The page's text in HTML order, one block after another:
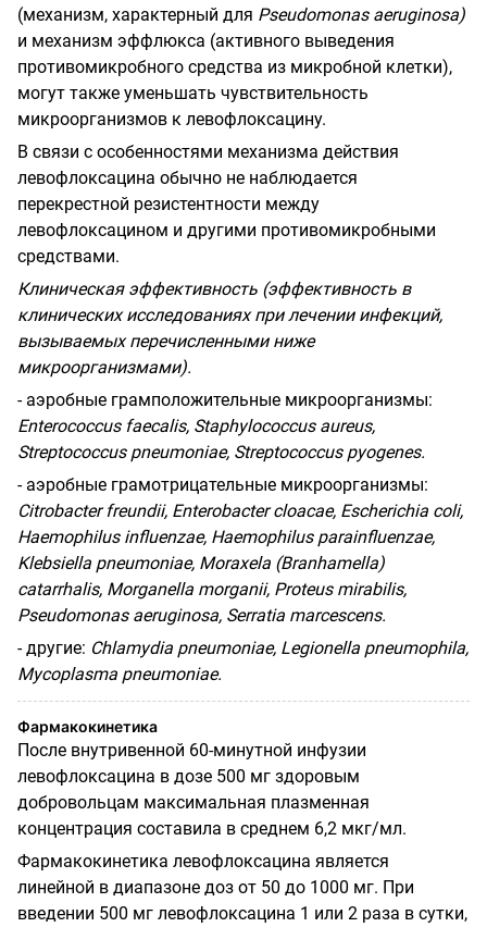
(механизм, характерный для Pseudomonas aeruginosa)
и механизм эффлюкса (активного выведения
противомикробного средства из микробной клетки),
могут также уменьшать чувствительность
микроорганизмов к левофлоксацину.
В связи с особенностями механизма действия
левофлоксацина обычно не наблюдается
перекрестной резистентности между
левофлоксацином и другими противомикробными
средствами.
Клиническая эффективность (эффективность в
клинических исследованиях при лечении инфекций,
вызываемых перечисленными ниже
микроорганизмами).
- аэробные грамположительные микроорганизмы:
Enterococcus faecalis, Staphylococcus aureus,
Streptococcus pneumoniae, Streptococcus pyogenes.
- аэробные грамотрицательные микроорганизмы:
Citrobacter freundii, Enterobacter cloacae, Escherichia coli,
Haemophilus influenzae, Haemophilus parainfluenzae,
Klebsiella pneumoniae, Moraxela (Branhamella)
catarrhalis, Morganella morganii, Proteus mirabilis,
Pseudomonas aeruginosa, Serratia marcescens.
- другие: Chlamydia pneumoniae, Legionella pneumophila,
Mycoplasma pneumoniae.
Фармакокинетика
После внутривенной 60-минутной инфузии
левофлоксацина в дозе 500 мг здоровым
добровольцам максимальная плазменная
концентрация составила в среднем 6,2 мкг/мл.
Фармакокинетика левофлоксацина является
линейной в диапазоне доз от 50 до 1000 мг. При
введении 500 мг левофлоксацина 1 или 2 раза в сутки,